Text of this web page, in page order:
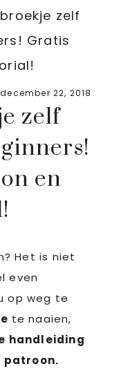
zelf
Gratis
december 22, 2018
zelf
en
Het is niet
even
op weg te
te naaien,
handleiding
patroon.